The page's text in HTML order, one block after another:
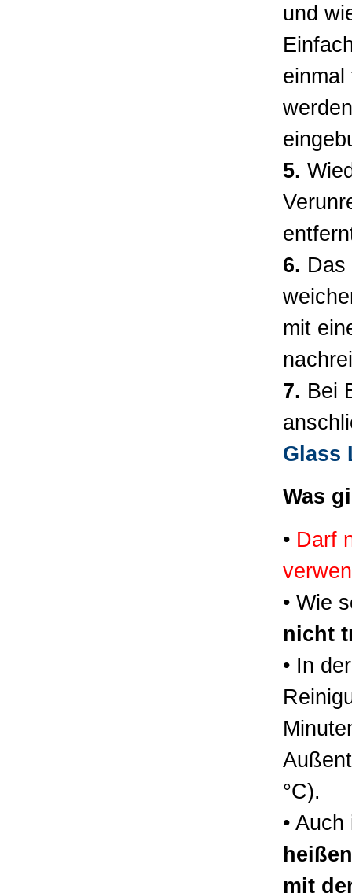
und
5.
6. Das
mit
7. Bei
Glass
Was
• Darf
• Wie
nicht
• In
°C).
•
mit